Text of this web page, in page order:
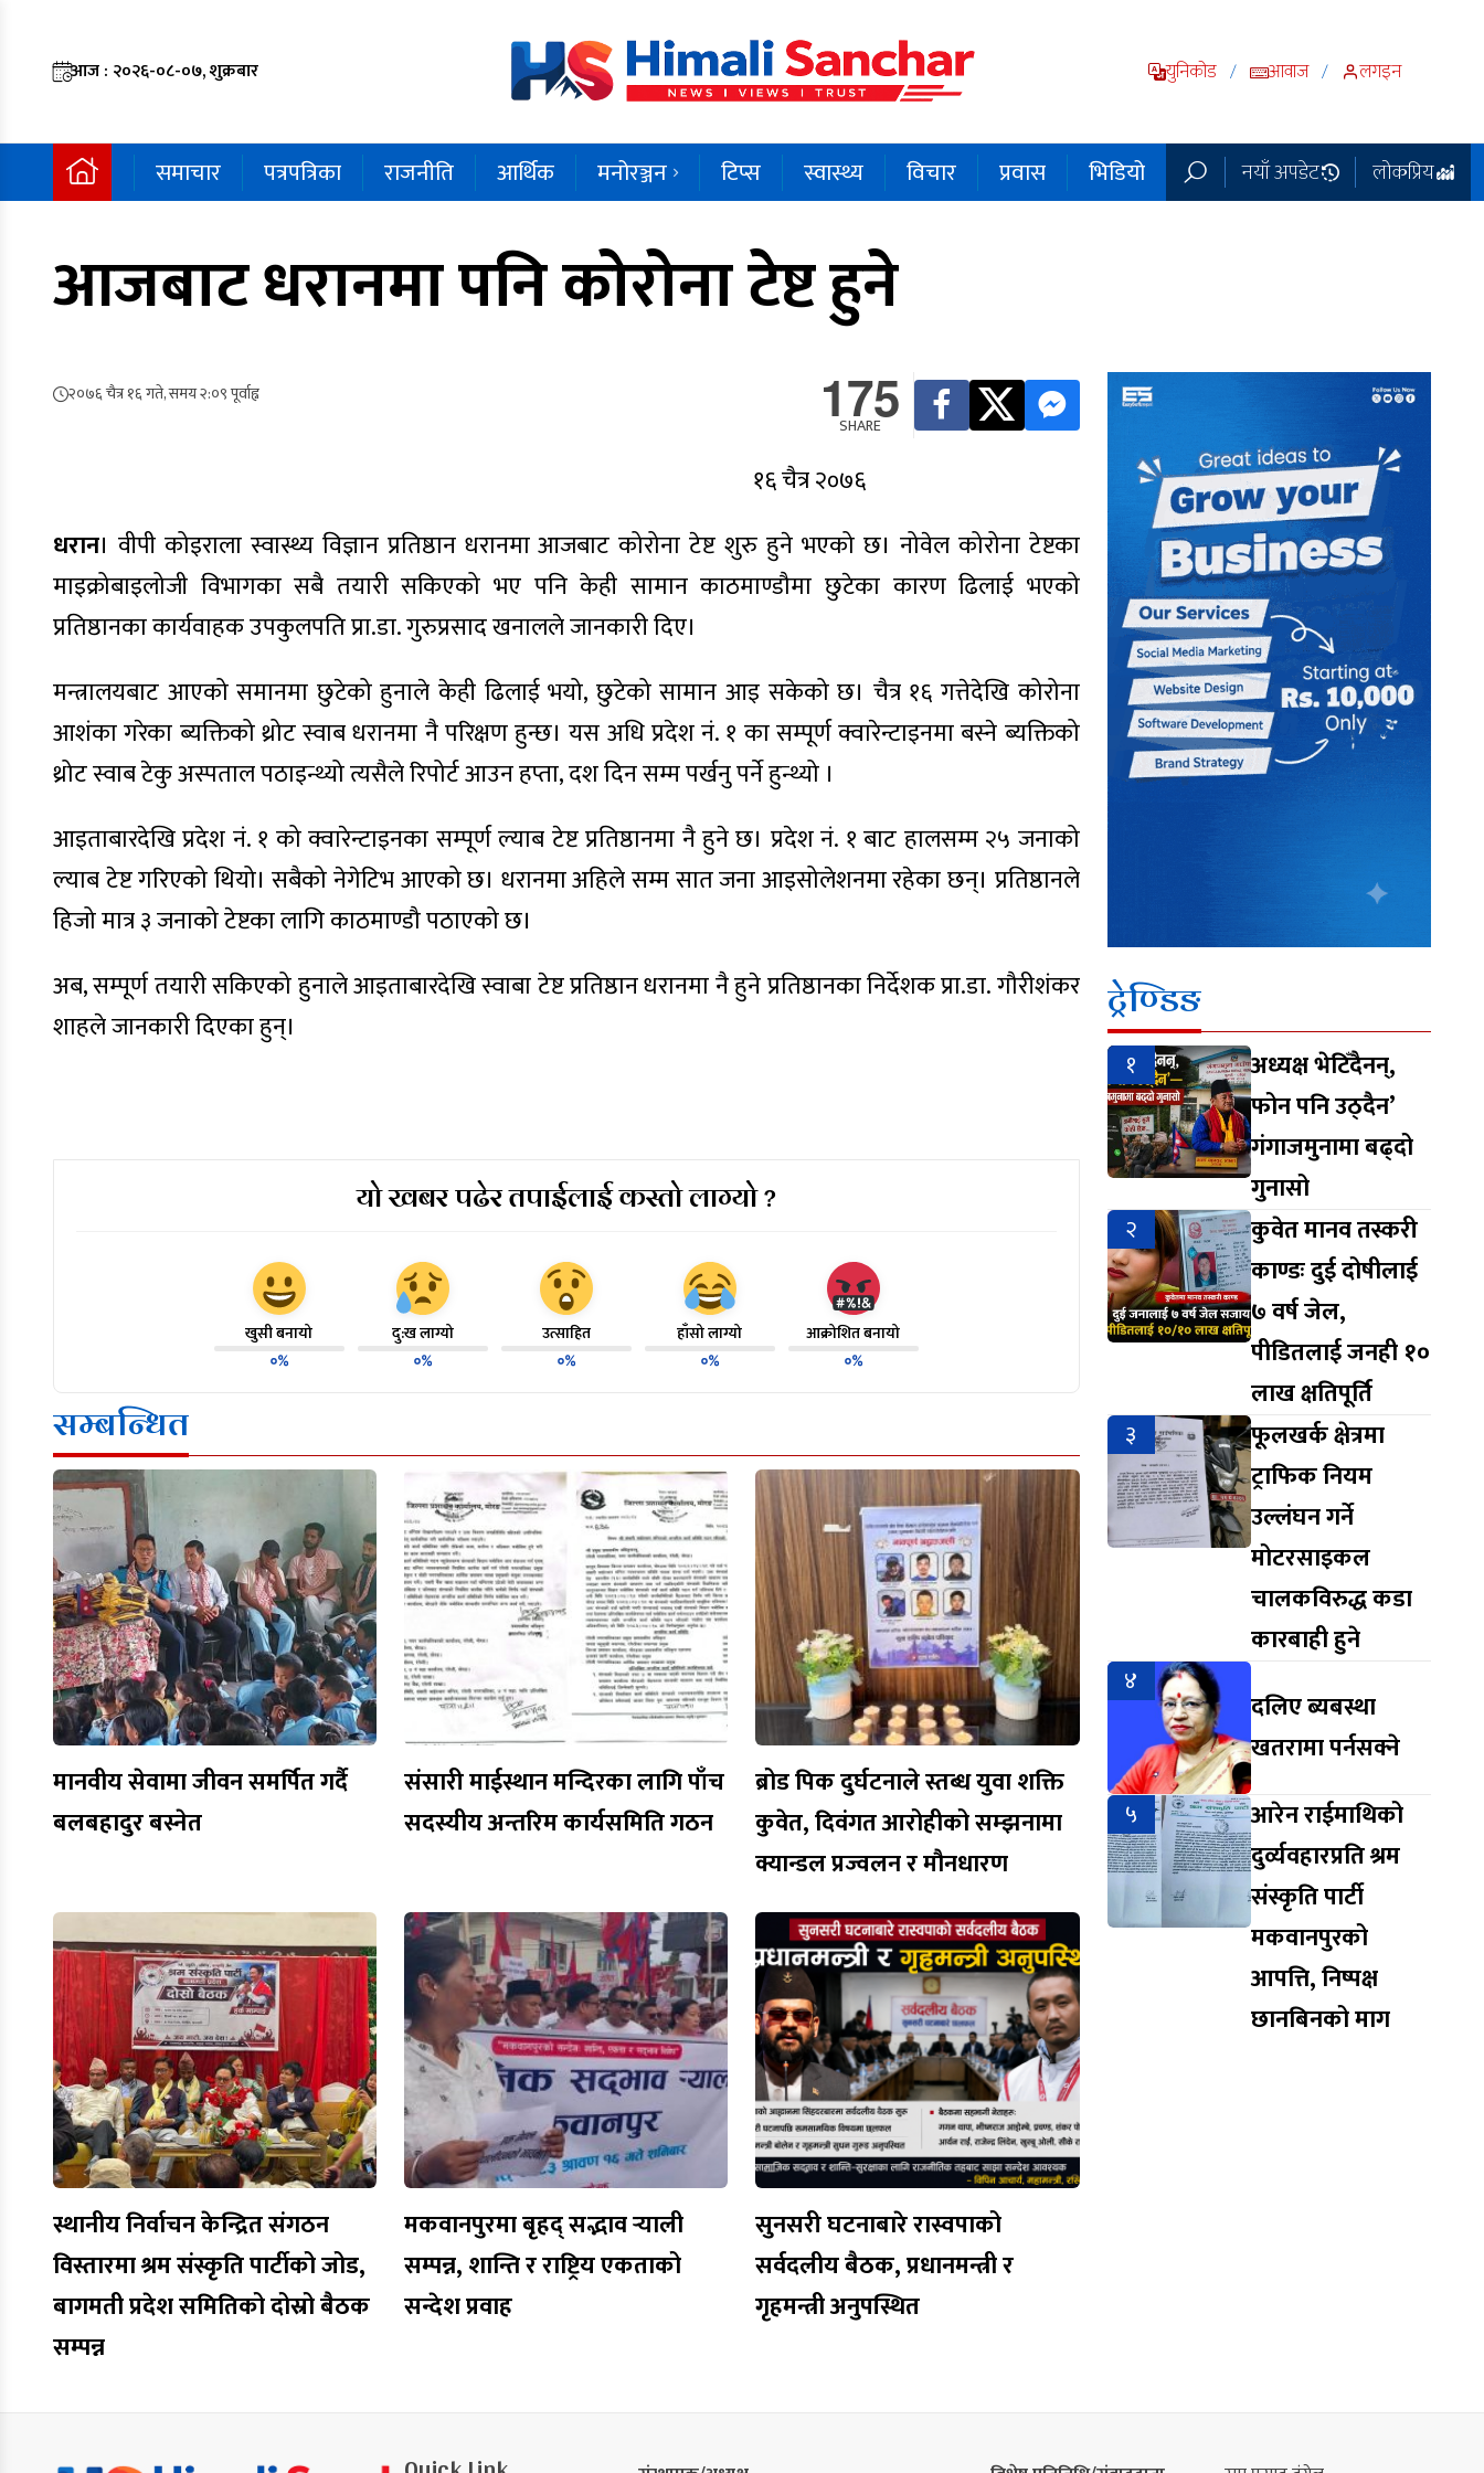
आज : २०२६-०८-०७, शुक्रबार युनिकोड / आवाज / लगइन
समाचार पत्रपत्रिका राजनीति आर्थिक मनोरञ्जन टिप्स स्वास्थ्य विचार प्रवास भिडियो नयाँ अपडेट लोकप्रिय
आजबाट धरानमा पनि कोरोना टेष्ट हुने
२०७६ चैत्र १६ गते, समय २:०९ पूर्वाह्न 175
SHARE
१६ चैत्र २०७६
धरान। वीपी कोइराला स्वास्थ्य विज्ञान प्रतिष्ठान धरानमा आजबाट कोरोना टेष्ट शुरु हुने भएको छ। नोवेल कोरोना टेष्टका
माइक्रोबाइलोजी विभागका सबै तयारी सकिएको भए पनि केही सामान काठमाण्डौमा छुटेका कारण ढिलाई भएको
प्रतिष्ठानका कार्यवाहक उपकुलपति प्रा.डा. गुरुप्रसाद खनालले जानकारी दिए।
मन्त्रालयबाट आएको समानमा छुटेको हुनाले केही ढिलाई भयो, छुटेको सामान आइ सकेको छ। चैत्र १६ गत्तेदेखि कोरोना
आशंका गरेका ब्यक्तिको थ्रोट स्वाब धरानमा नै परिक्षण हुन्छ। यस अधि प्रदेश नं. १ का सम्पूर्ण क्वारेन्टाइनमा बस्ने ब्यक्तिको
थ्रोट स्वाब टेकु अस्पताल पठाइन्थ्यो त्यसैले रिपोर्ट आउन हप्ता, दश दिन सम्म पर्खनु पर्ने हुन्थ्यो ।
आइताबारदेखि प्रदेश नं. १ को क्वारेन्टाइनका सम्पूर्ण ल्याब टेष्ट प्रतिष्ठानमा नै हुने छ। प्रदेश नं. १ बाट हालसम्म २५ जनाको
ल्याब टेष्ट गरिएको थियो। सबैको नेगेटिभ आएको छ। धरानमा अहिले सम्म सात जना आइसोलेशनमा रहेका छन्। प्रतिष्ठानले
हिजो मात्र ३ जनाको टेष्टका लागि काठमाण्डौ पठाएको छ।
अब, सम्पूर्ण तयारी सकिएको हुनाले आइताबारदेखि स्वाबा टेष्ट प्रतिष्ठान धरानमा नै हुने प्रतिष्ठानका निर्देशक प्रा.डा. गौरीशंकर
शाहले जानकारी दिएका हुन्।
यो खबर पढेर तपाईलाई कस्तो लाग्यो ?
खुसी बनायो
०%
दु:ख लाग्यो
०%
उत्साहित
०%
हाँसो लाग्यो
०%
आक्रोशित बनायो
०%
सम्बन्धित
मानवीय सेवामा जीवन समर्पित गर्दै
बलबहादुर बस्नेत
संसारी माईस्थान मन्दिरका लागि पाँच
सदस्यीय अन्तरिम कार्यसमिति गठन
ब्रोड पिक दुर्घटनाले स्तब्ध युवा शक्ति
कुवेत, दिवंगत आरोहीको सम्झनामा
क्यान्डल प्रज्वलन र मौनधारण
स्थानीय निर्वाचन केन्द्रित संगठन
विस्तारमा श्रम संस्कृति पार्टीको जोड,
बागमती प्रदेश समितिको दोस्रो बैठक
सम्पन्न
मकवानपुरमा बृहद् सद्भाव र्‍याली
सम्पन्न, शान्ति र राष्ट्रिय एकताको
सन्देश प्रवाह
सुनसरी घटनाबारे रास्वपाको
सर्वदलीय बैठक, प्रधानमन्त्री र
गृहमन्त्री अनुपस्थित
ट्रेण्डिङ
१
अध्यक्ष भेटिँदैनन्,
फोन पनि उठ्दैन’
गंगाजमुनामा बढ्दो
गुनासो
२
कुवेत मानव तस्करी
काण्डः दुई दोषीलाई
७ वर्ष जेल,
पीडितलाई जनही १०
लाख क्षतिपूर्ति
३
फूलखर्क क्षेत्रमा
ट्राफिक नियम
उल्लंघन गर्ने
मोटरसाइकल
चालकविरुद्ध कडा
कारबाही हुने
४
दलिए ब्यबस्था
खतरामा पर्नसक्ने
५
आरेन राईमाथिको
दुर्व्यवहारप्रति श्रम
संस्कृति पार्टी
मकवानपुरको
आपत्ति, निष्पक्ष
छानबिनको माग